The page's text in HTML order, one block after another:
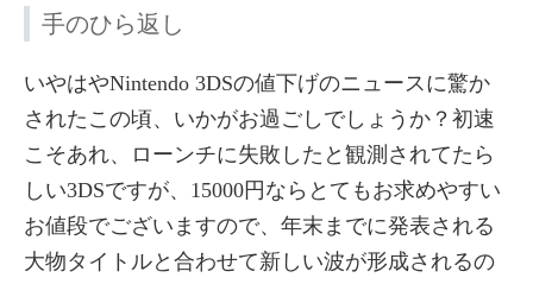
手のひら返し
いやはやNintendo 3DSの値下げのニュースに驚か
されたこの頃、いかがお過ごしでしょうか？初速
こそあれ、ローンチに失敗したと観測されてたら
しい3DSですが、15000円ならとてもお求めやすい
お値段でございますので、年末までに発表される
大物タイトルと合わせて新しい波が形成されるの